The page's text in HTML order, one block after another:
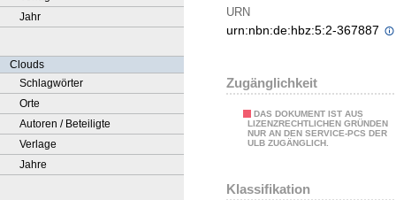
Jahr
Clouds
Schlagwörter
Orte
Autoren / Beteiligte
Verlage
Jahre
URN
urn:nbn:de:hbz:5:2-367887
Zugänglichkeit
DAS DOKUMENT IST AUS
LIZENZRECHTLICHEN GRÜNDEN
NUR AN DEN SERVICE-PCS DER
ULB ZUGÄNGLICH.
Klassifikation